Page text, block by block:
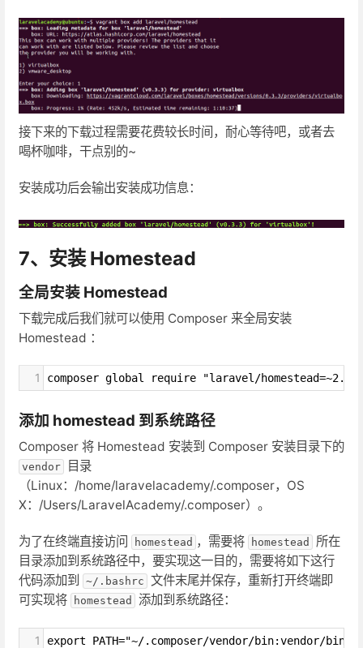
接下来的下载过程需要花费较长时间，耐心等待吧，或者去
喝杯咖啡，干点别的~
安装成功后会输出安装成功信息：
7、安装 Homestead
全局安装 Homestead
下载完成后我们就可以使用 Composer 来全局安装
Homestead ：
1 composer global require "laravel/homestead=~2.0"
添加 homestead 到系统路径
Composer 将 Homestead 安装到 Composer 安装目录下的
vendor
目录
（Linux：/home/laravelacademy/.composer，OS
X：/Users/LaravelAcademy/.composer）。
为了在终端直接访问 homestead ，需要将 homestead
所在
目录添加到系统路径中，要实现这一目的，需要将如下这行
代码添加到
~/.bashrc 文件末尾并保存，重新打开终端即
可实现将
homestead 添加到系统路径：
1 export PATH="~/.composer/vendor/bin:vendor/